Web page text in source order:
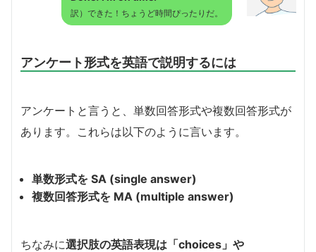
訳）できた！ちょうど時間ぴったりだ。
アンケート形式を英語で説明するには
アンケートと言うと、単数回答形式や複数回答形式が
あります。これらは以下のように言います。
単数形式を SA (single answer)
複数回答形式を MA (multiple answer)
ちなみに選択肢の英語表現は「choices」や